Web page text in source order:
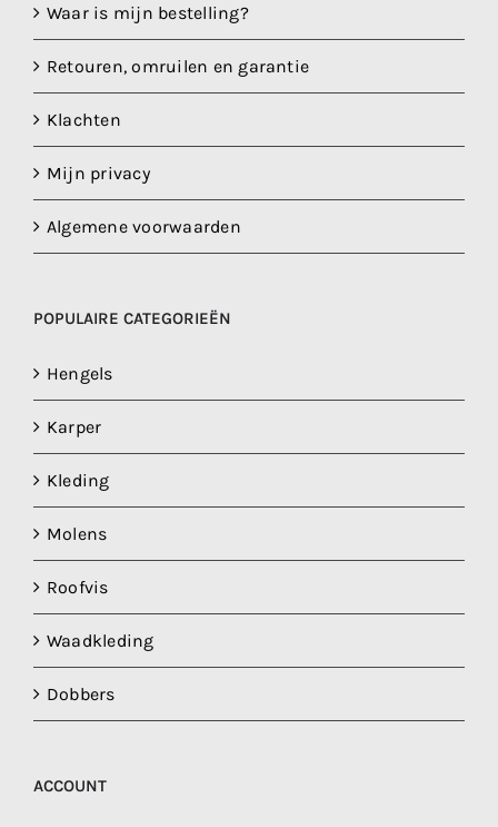
Waar is mijn bestelling?
Retouren, omruilen en garantie
Klachten
Mijn privacy
Algemene voorwaarden
POPULAIRE CATEGORIEËN
Hengels
Karper
Kleding
Molens
Roofvis
Waadkleding
Dobbers
ACCOUNT